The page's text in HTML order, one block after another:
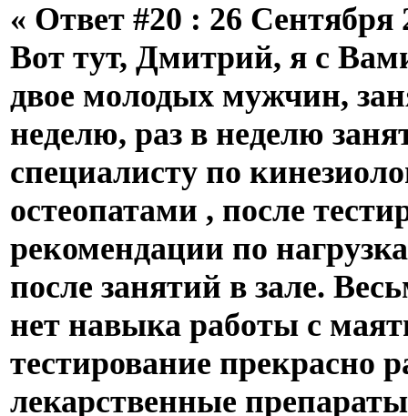
« Ответ #20 : 26 Сентября
Вот тут, Дмитрий, я с
двое молодых мужчин,
неделю, раз в неделю
специалисту по
остеопатами , после
рекомендации по
после занятий в зале.
нет навыка работы с
тестирование прекрасно
лекарственные